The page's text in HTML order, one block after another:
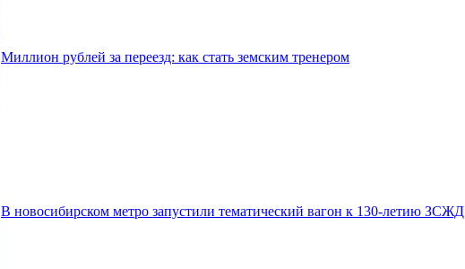
Миллион рублей за переезд: как стать земским тренером
В новосибирском метро запустили тематический вагон к 130-летию ЗСЖД